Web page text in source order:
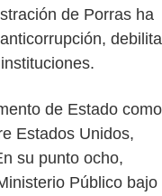
de Porras ha
de Estado como
Estados Unidos,
su punto ocho,
Público bajo